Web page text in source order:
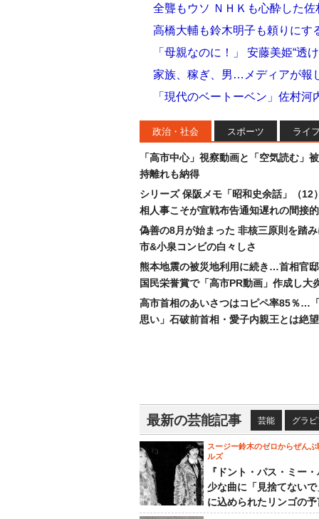
全聾もウソ ＮＨＫも心酔した
高橋大輔も鈴木明子も頼りにす
「母親なのに！」 安藤美姫“透
家族、稼ぎ、男…メディアが報
「現代のベートーベン」佐村
政治・社会 スポーツ ライフ
「高市中心」視察動画と「空気読む」
持離れも納得
シリーズ 保阪メモ「昭和史余話」（12
相人事こそが宣戦布告通知遅れの間接
偽善の8月が始まった 非核三原則を踏
市&小泉コンビの白々しさ
熊本地震の被災地利用に続き…首相官
国民栄誉賞で「高市PR動画」作成し大
高市首相のあいさつはコピペ率85％…
思い」石破前首相・愛子内親王とは絶
最新の芸能記事 芸能 グラビ
スージー鈴木のゼロからぜんぶ
ルズ
『ドント・パス・ミー
少な曲に「見捨てないで
に込められたリンゴの予